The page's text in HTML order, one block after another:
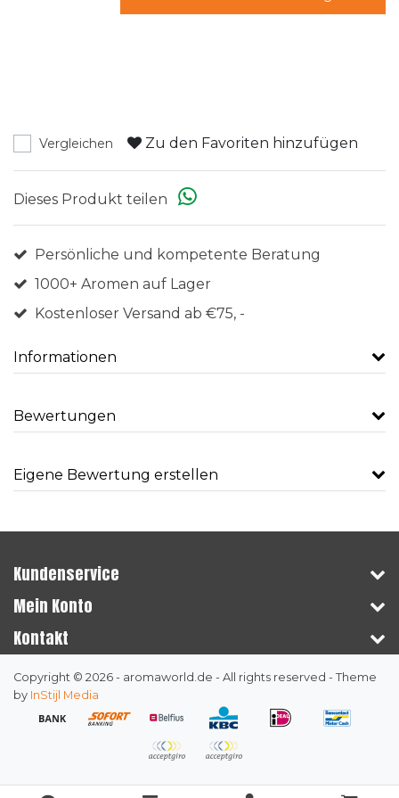
Vergleichen Zu den Favoriten hinzufügen
Dieses Produkt teilen
Persönliche und kompetente Beratung
1000+ Aromen auf Lager
Kostenloser Versand ab €75, -
Informationen
Bewertungen
Eigene Bewertung erstellen
Kundenservice
Mein Konto
Kontakt
Copyright © 2026 - aromaworld.de - All rights reserved - Theme
by InStijl Media